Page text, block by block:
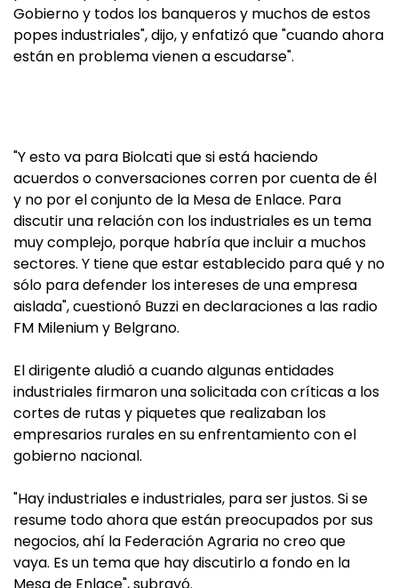
Gobierno y todos los banqueros y muchos de estos
popes industriales", dijo, y enfatizó que "cuando ahora
están en problema vienen a escudarse".
"Y esto va para Biolcati que si está haciendo
acuerdos o conversaciones corren por cuenta de él
y no por el conjunto de la Mesa de Enlace. Para
discutir una relación con los industriales es un tema
muy complejo, porque habría que incluir a muchos
sectores. Y tiene que estar establecido para qué y no
sólo para defender los intereses de una empresa
aislada", cuestionó Buzzi en declaraciones a las radio
FM Milenium y Belgrano.
El dirigente aludió a cuando algunas entidades
industriales firmaron una solicitada con críticas a los
cortes de rutas y piquetes que realizaban los
empresarios rurales en su enfrentamiento con el
gobierno nacional.
"Hay industriales e industriales, para ser justos. Si se
resume todo ahora que están preocupados por sus
negocios, ahí la Federación Agraria no creo que
vaya. Es un tema que hay discutirlo a fondo en la